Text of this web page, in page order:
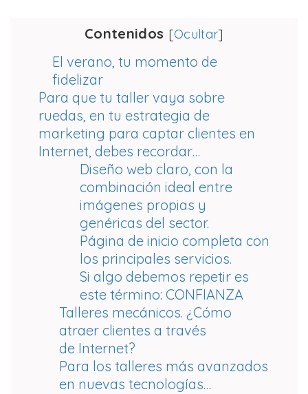
Contenidos [Ocultar]
El verano, tu momento de
fidelizar
Para que tu taller vaya sobre
ruedas, en tu estrategia de
marketing para captar clientes en
Internet, debes recordar…
Diseño web claro, con la
combinación ideal entre
imágenes propias y
genéricas del sector.
Página de inicio completa con
los principales servicios.
Si algo debemos repetir es
este término: CONFIANZA
Talleres mecánicos. ¿Cómo
atraer clientes a través
de Internet?
Para los talleres más avanzados
en nuevas tecnologías…